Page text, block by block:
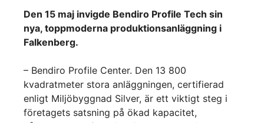
Den 15 maj invigde Bendiro Profile Tech sin
nya, toppmoderna produktionsanläggning i
Falkenberg.
– Bendiro Profile Center. Den 13 800
kvadratmeter stora anläggningen, certifierad
enligt Miljöbyggnad Silver, är ett viktigt steg i
företagets satsning på ökad kapacitet,